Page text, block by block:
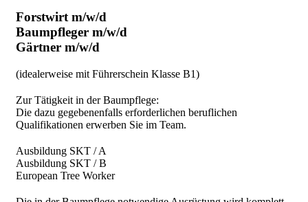
Forstwirt m/w/d
Baumpfleger m/w/d
Gärtner m/w/d
(idealerweise mit Führerschein Klasse B1)
Zur Tätigkeit in der Baumpflege:
Die dazu gegebenenfalls erforderlichen beruflichen
Qualifikationen erwerben Sie im Team.
Ausbildung SKT / A
Ausbildung SKT / B
European Tree Worker